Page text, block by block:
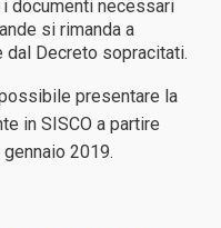
documenti necessari
si rimanda a
dal Decreto sopracitati.
presentare la
in SISCO a partire
2019.